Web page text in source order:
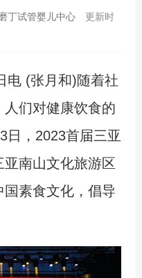
丁试管婴儿中心
更新时
(张月和)随着社
们对健康饮食的
日，2023首届三亚
南山文化旅游区
素食文化，倡导